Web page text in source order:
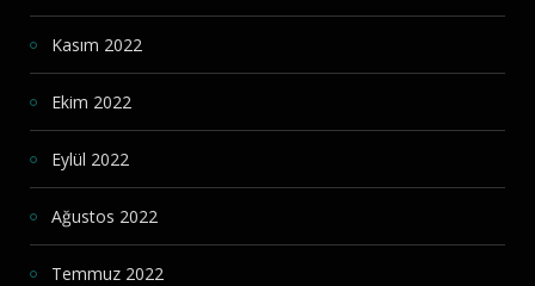
Kasım 2022
Ekim 2022
Eylül 2022
Ağustos 2022
Temmuz 2022